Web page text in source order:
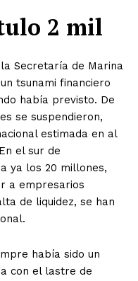
2 mil
Secretaría de Marina
tsunami financiero
había previsto. De
se suspendieron,
estimada en al
el sur de
ya los 20 millones,
a empresarios
de liquidez, se han
había sido un
con el lastre de